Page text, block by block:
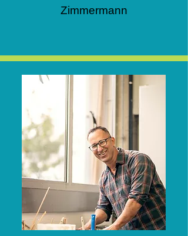
Zimmermann